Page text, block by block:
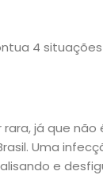
4
rara, já que
Uma
e